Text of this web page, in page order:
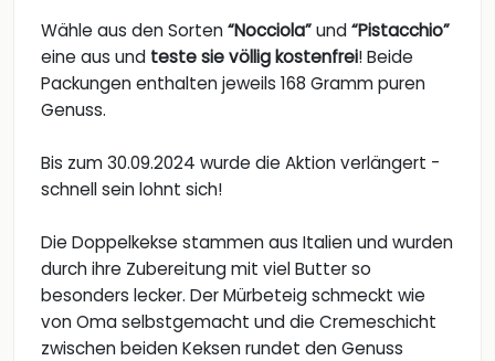
Wähle aus den Sorten“Nocciola”und“Pistacchio”
eine aus und teste sie völlig kostenfrei! Beide
Packungen enthalten jeweils 168 Gramm puren
Genuss.
Bis zum 30.09.2024 wurde die Aktion verlängert -
schnell sein lohnt sich!
Die Doppelkekse stammen aus Italien und wurden
durch ihre Zubereitung mit viel Butter so
besonders lecker. Der Mürbeteig schmeckt wie
von Oma selbstgemacht und die Cremeschicht
zwischen beiden Keksen rundet den Genuss